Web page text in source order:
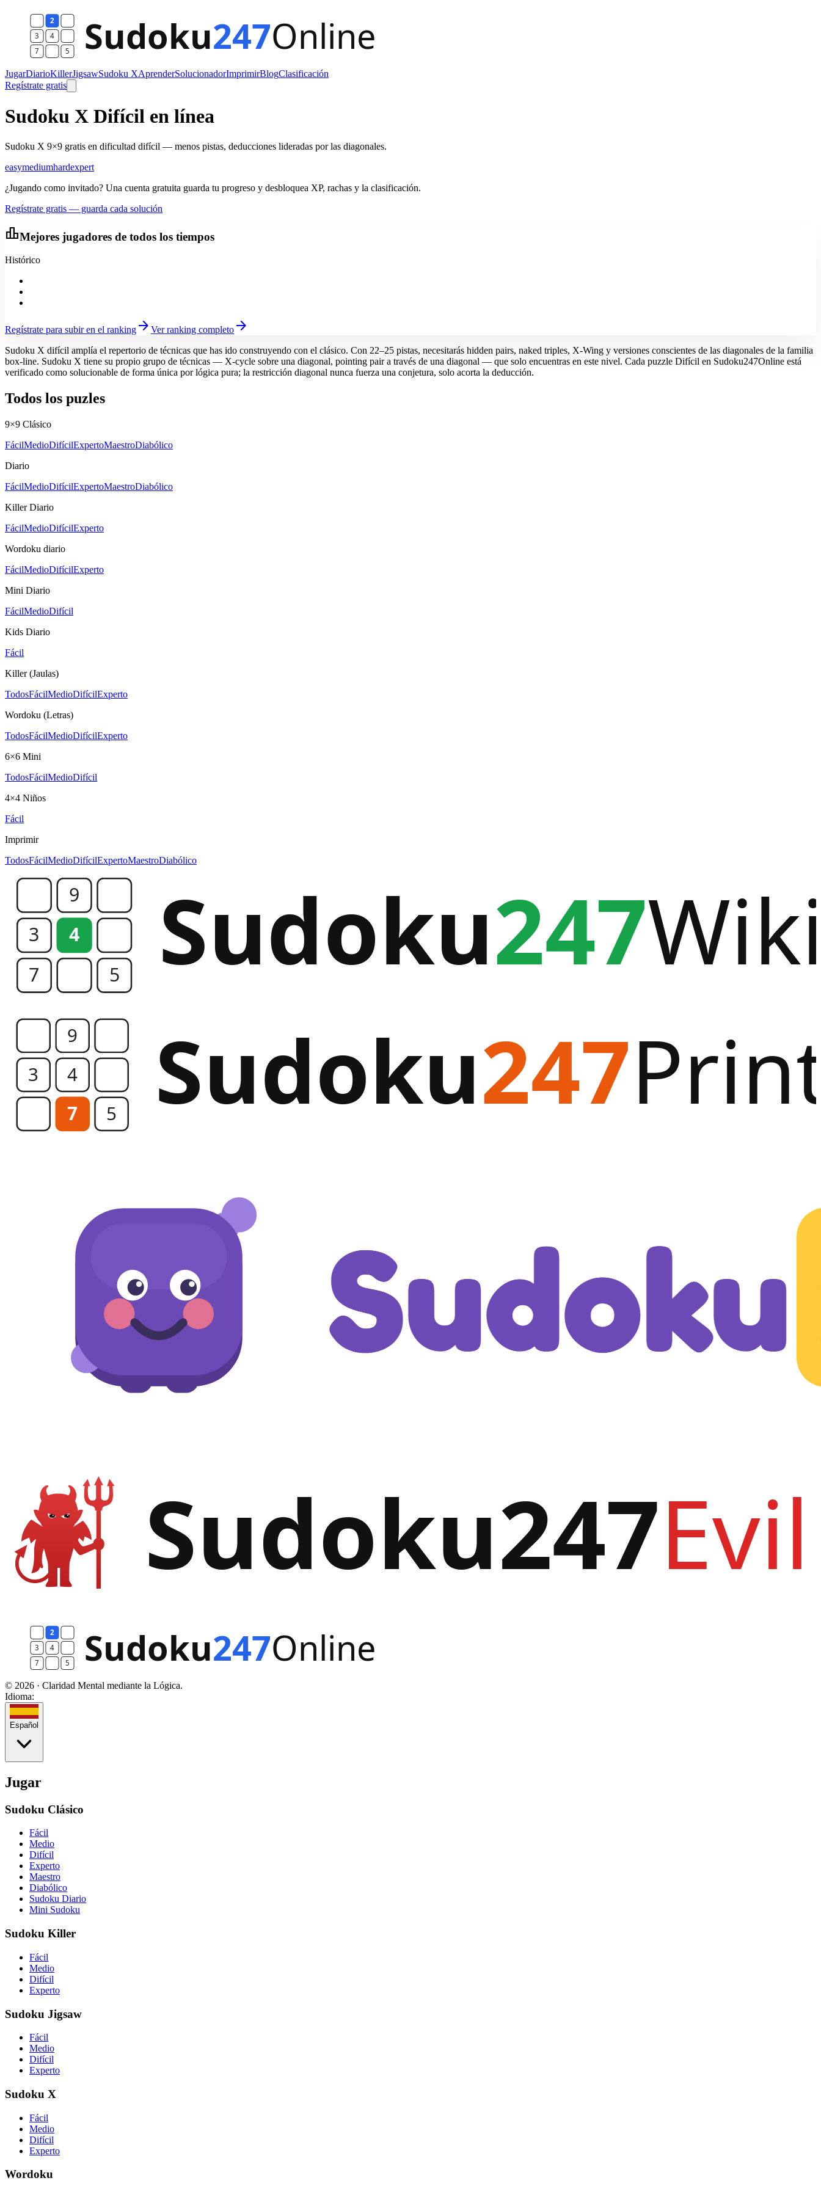
JugarDiarioKillerJigsawSudoku XAprenderSolucionadorImprimirBlogClasificación
Regístrate gratis
Sudoku X Difícil en línea
Sudoku X 9×9 gratis en dificultad difícil — menos pistas, deducciones lideradas por las diagonales.
easymediumhardexpert
¿Jugando como invitado? Una cuenta gratuita guarda tu progreso y desbloquea XP, rachas y la clasificación.
Regístrate gratis — guarda cada solución
leaderboardMejores jugadores de todos los tiempos
Histórico
Regístrate para subir en el ranking arrow_forward Ver ranking completo arrow_forward
Sudoku X difícil amplía el repertorio de técnicas que has ido construyendo con el clásico. Con 22–25 pistas, necesitarás hidden pairs, naked triples, X-Wing y versiones conscientes de las diagonales de la familia
box-line. Sudoku X tiene su propio grupo de técnicas — X-cycle sobre una diagonal, pointing pair a través de una diagonal — que solo encuentras en este nivel. Cada puzzle Difícil en Sudoku247Online está
verificado como solucionable de forma única por lógica pura; la restricción diagonal nunca fuerza una conjetura, solo acorta la deducción.
Todos los puzles
9×9 Clásico
FácilMedioDifícilExpertoMaestroDiabólico
Diario
FácilMedioDifícilExpertoMaestroDiabólico
Killer Diario
FácilMedioDifícilExperto
Wordoku diario
FácilMedioDifícilExperto
Mini Diario
FácilMedioDifícil
Kids Diario
Fácil
Killer (Jaulas)
TodosFácilMedioDifícilExperto
Wordoku (Letras)
TodosFácilMedioDifícilExperto
6×6 Mini
TodosFácilMedioDifícil
4×4 Niños
Fácil
Imprimir
TodosFácilMedioDifícilExpertoMaestroDiabólico
© 2026 · Claridad Mental mediante la Lógica.
Idioma:
Español
Jugar
Sudoku Clásico
Fácil
Medio
Difícil
Experto
Maestro
Diabólico
Sudoku Diario
Mini Sudoku
Sudoku Killer
Fácil
Medio
Difícil
Experto
Sudoku Jigsaw
Fácil
Medio
Difícil
Experto
Sudoku X
Fácil
Medio
Difícil
Experto
Wordoku